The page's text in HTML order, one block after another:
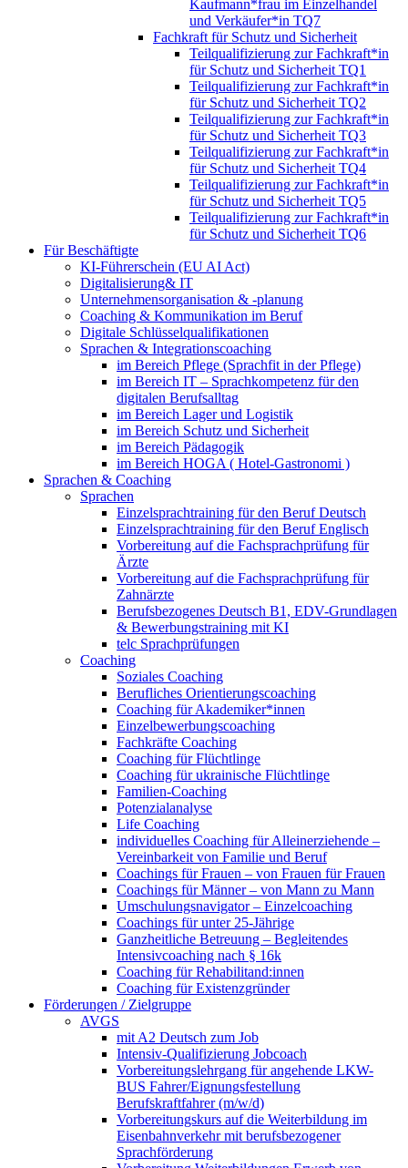
Kaufmann*frau im Einzelhandel
und Verkäufer*in TQ7
Fachkraft für Schutz und Sicherheit
Teilqualifizierung zur Fachkraft*in
für Schutz und Sicherheit TQ1
Teilqualifizierung zur Fachkraft*in
für Schutz und Sicherheit TQ2
Teilqualifizierung zur Fachkraft*in
für Schutz und Sicherheit TQ3
Teilqualifizierung zur Fachkraft*in
für Schutz und Sicherheit TQ4
Teilqualifizierung zur Fachkraft*in
für Schutz und Sicherheit TQ5
Teilqualifizierung zur Fachkraft*in
für Schutz und Sicherheit TQ6
Für Beschäftigte
KI-Führerschein (EU AI Act)
Digitalisierung& IT
Unternehmensorganisation & ‑planung
Coaching & Kommunikation im Beruf
Digitale Schlüsselqualifikationen
Sprachen & Integrationscoaching
im Bereich Pflege (Sprachfit in der Pflege)
im Bereich IT – Sprachkompetenz für den
digitalen Berufsalltag
im Bereich Lager und Logistik
im Bereich Schutz und Sicherheit
im Bereich Pädagogik
im Bereich HOGA ( Hotel-Gastronomi )
Sprachen & Coaching
Sprachen
Einzelsprachtraining für den Beruf Deutsch
Einzelsprachtraining für den Beruf Englisch
Vorbereitung auf die Fachsprachprüfung für
Ärzte
Vorbereitung auf die Fachsprachprüfung für
Zahnärzte
Berufsbezogenes Deutsch B1, EDV-Grundlagen
& Bewerbungstraining mit KI
telc Sprachprüfungen
Coaching
Soziales Coaching
Berufliches Orientierungscoaching
Coaching für Akademiker*innen
Einzelbewerbungscoaching
Fachkräfte Coaching
Coaching für Flüchtlinge
Coaching für ukrainische Flüchtlinge
Familien-Coaching
Potenzialanalyse
Life Coaching
individuelles Coaching für Alleinerziehende –
Vereinbarkeit von Familie und Beruf
Coachings für Frauen – von Frauen für Frauen
Coachings für Männer – von Mann zu Mann
Umschulungsnavigator – Einzelcoaching
Coachings für unter 25-Jährige
Ganzheitliche Betreuung – Begleitendes
Intensivcoaching nach § 16k
Coaching für Rehabilitand:innen
Coaching für Existenzgründer
Förderungen / Zielgruppe
AVGS
mit A2 Deutsch zum Job
Intensiv-Qualifizierung Jobcoach
Vorbereitungslehrgang für angehende LKW-
BUS Fahrer/Eignungsfestellung
Berufskraftfahrer (m/w/d)
Vorbereitungskurs auf die Weiterbildung im
Eisenbahnverkehr mit berufsbezogener
Sprachförderung